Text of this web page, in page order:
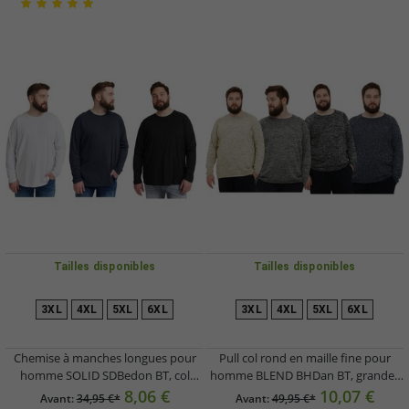
Tailles disponibles
3XL 4XL 5XL 6XL
Chemise à manches longues pour
homme SOLID SDBedon BT, col
rond, grandes tailles, référence
Avant:34,95 €* 8,06 €
Tailles disponibles
3XL 4XL 5XL 6XL
Pull col rond en maille fine pour
homme BLEND BHDan BT, grandes
tailles 20713439, beige, gris, noir ou
Avant:49,95 €* 10,07 €